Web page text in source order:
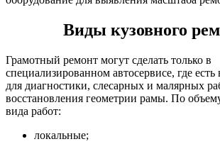
Виды кузовного
Грамотный ремонт могут сделать только в
специализированном автосервисе, где есть
для диагностики, слесарных и малярных
восстановления геометрии рамы. По
вида работ:
локальные;